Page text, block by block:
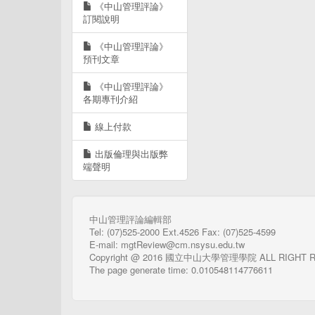
《中山管理評論》
訂閱說明
《中山管理評論》
預刊文章
《中山管理評論》
各期專刊介紹
線上付款
出版倫理與出版弊
端聲明
中山管理評論編輯部
Tel: (07)525-2000 Ext.4526 Fax: (07)525-4599
E-mail: mgtReview@cm.nsysu.edu.tw
Copyright @ 2016 國立中山大學管理學院 ALL RIGHT
The page generate time: 0.010548114776611